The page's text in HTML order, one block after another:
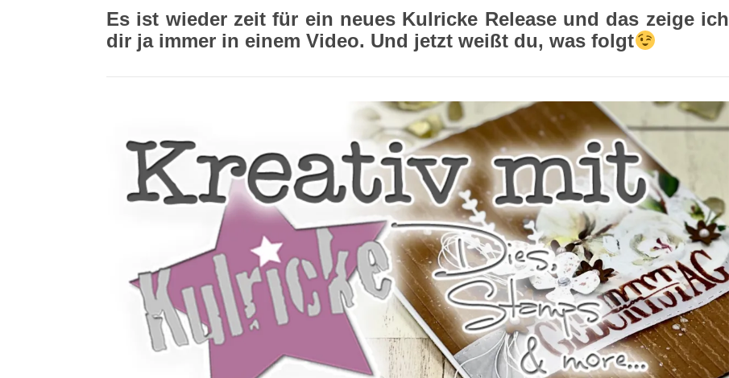
Es ist wieder zeit für ein neues Kulricke Release und das zeige ich
dir ja immer in einem Video. Und jetzt weißt du, was folgt